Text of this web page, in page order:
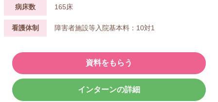
病床数 165床
看護体制 障害者施設等入院基本料：10対1
資料をもらう
インターンの詳細